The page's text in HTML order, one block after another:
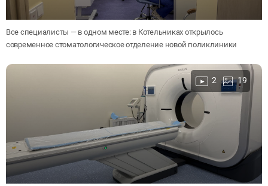
Все специалисты — в одном месте: в Котельниках открылось
современное стоматологическое отделение новой поликлиники
2 19